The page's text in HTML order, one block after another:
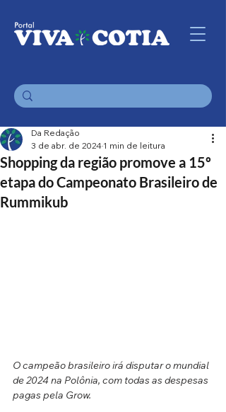
Shopping da região promove a 15º
etapa do Campeonato Brasileiro de
Rummikub
Da Redação
3 de abr. de 2024 1 min de leitura
O campeão brasileiro irá disputar o mundial
de 2024 na Polônia, com todas as despesas
pagas pela Grow.